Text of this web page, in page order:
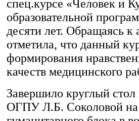
спец.курсе «Человек и
образовательной
десяти лет. Обращаясь
отметила, что данный
формирования
качеств медицинского
Завершило круглый
ОГПУ Л.Б. Соколовой на